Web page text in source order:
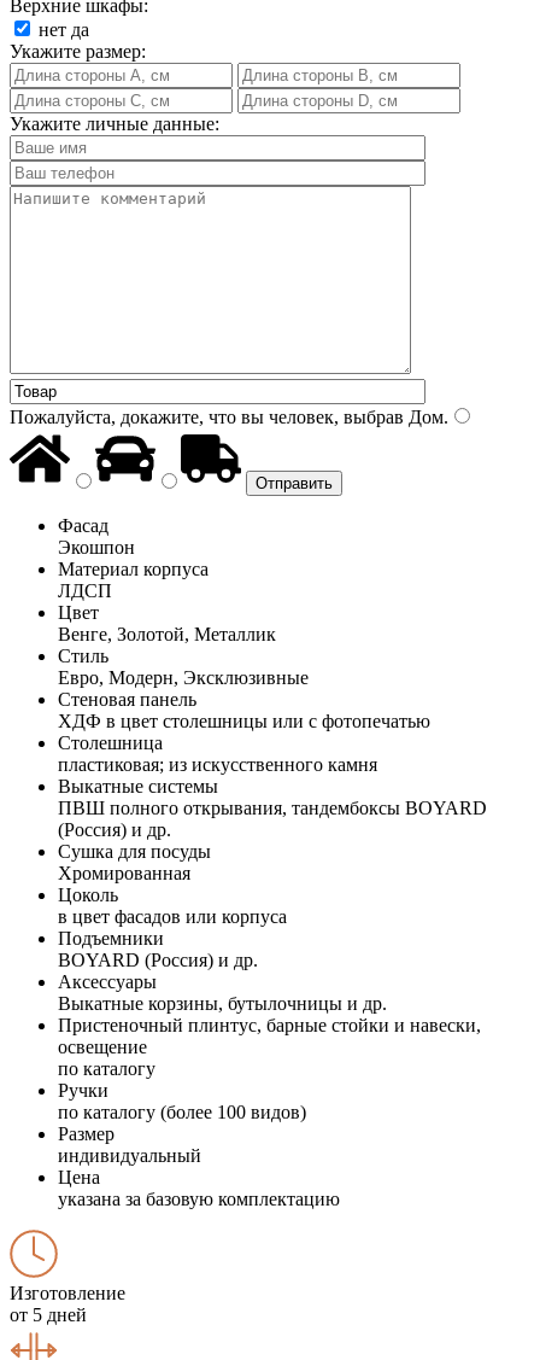
Верхние шкафы:
нет да
Укажите размер:
Укажите личные данные:
Пожалуйста, докажите, что вы человек, выбрав Дом.
Фасад
Экошпон
Материал корпуса
ЛДСП
Цвет
Венге, Золотой, Металлик
Стиль
Евро, Модерн, Эксклюзивные
Стеновая панель
ХДФ в цвет столешницы или с фотопечатью
Столешница
пластиковая; из искусственного камня
Выкатные системы
ПВШ полного открывания, тандембоксы BOYARD
(Россия) и др.
Сушка для посуды
Хромированная
Цоколь
в цвет фасадов или корпуса
Подъемники
BOYARD (Россия) и др.
Аксессуары
Выкатные корзины, бутылочницы и др.
Пристеночный плинтус, барные стойки и навески,
освещение
по каталогу
Ручки
по каталогу (более 100 видов)
Размер
индивидуальный
Цена
указана за базовую комплектацию
Изготовление
от 5 дней